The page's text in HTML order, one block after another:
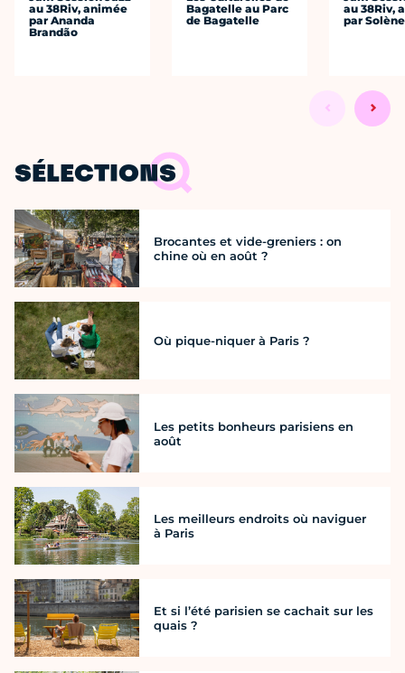
au 38Riv, animée
par Ananda
Brandão
Bagatelle au Parc
de Bagatelle
au 38Riv,
par
SÉLECTIONS
Brocantes et vide-greniers : on
chine où en août ?
Où pique-niquer à Paris ?
Les petits bonheurs parisiens en
août
Les meilleurs endroits où naviguer
à Paris
Et si l’été parisien se cachait sur les
quais ?